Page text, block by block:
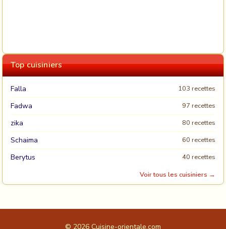
Top cuisiniers
Falla 103 recettes
Fadwa 97 recettes
zika 80 recettes
Schaima 60 recettes
Berytus
40 recettes
Voir tous les cuisiniers →
© 2026 Cuisine-orientale.com